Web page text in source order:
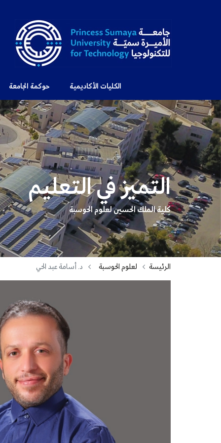
الكليات الأكاديمية حوكمة الجامعة
التميز في التعليم
كلية الملك الحسين لعلوم الحوسبة
الرئيسة لعلوم الحوسبة د. أسامة عبد الحي